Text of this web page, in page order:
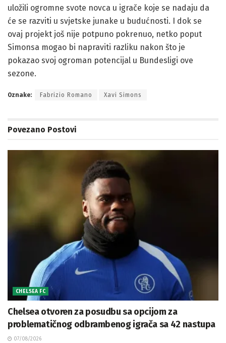
uložili ogromne svote novca u igrače koje se nadaju da
će se razviti u svjetske junake u budućnosti. I dok se
ovaj projekt još nije potpuno pokrenuo, netko poput
Simonsa mogao bi napraviti razliku nakon što je
pokazao svoj ogroman potencijal u Bundesligi ove
sezone.
Oznake: Fabrizio Romano Xavi Simons
Povezano Postovi
CHELSEA FC
Chelsea otvoren za posudbu sa opcijom za
problematičnog odbrambenog igrača sa 42 nastupa
07/08/2026